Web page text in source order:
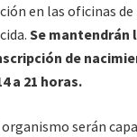
en las oficinas
Se mantendrán
de
a 21 horas.
serán